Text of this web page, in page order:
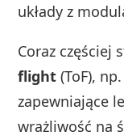
układy z
Coraz częściej
flight (ToF),
zapewniające
wrażliwość na